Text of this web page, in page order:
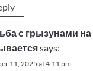
с грызунами на
says:
11, 2025 at 4:11 pm